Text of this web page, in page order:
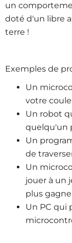
un
doté d'un libre
terre !
Exemples de
Un
votre
Un robot
quelqu'un
Un
de
Un
jouer à un
plus
Un PC qui